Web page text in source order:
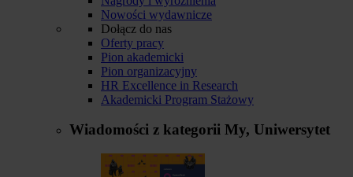
Nowości wydawnicze
Dołącz do nas
Oferty pracy
Pion akademicki
Pion organizacyjny
HR Excellence in Research
Akademicki Program Stażowy
Wiadomości z kategorii My, Uniwersytet